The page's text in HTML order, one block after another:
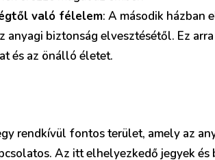
való félelem: A második házban
anyagi biztonság elvesztésétől. Ez
és az önálló életet.
rendkívül fontos terület, amely az
Az itt elhelyezkedő jegyek